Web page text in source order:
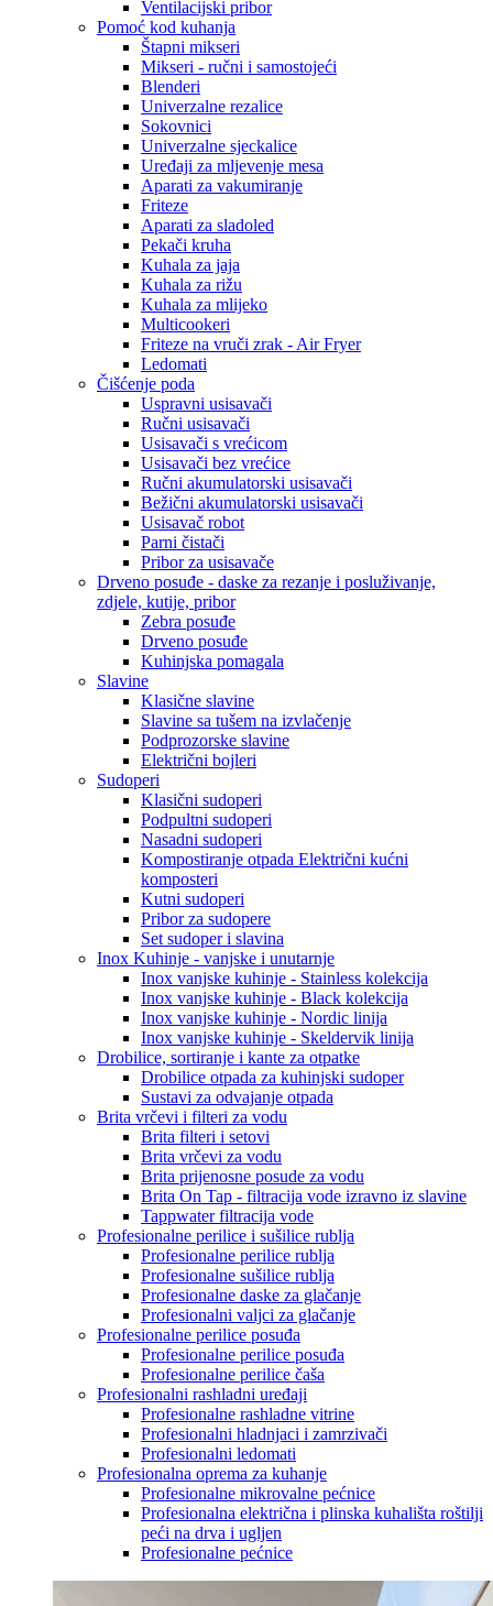
Ventilacijski pribor
Pomoć kod kuhanja
Štapni mikseri
Mikseri - ručni i samostojeći
Blenderi
Univerzalne rezalice
Sokovnici
Univerzalne sjeckalice
Uređaji za mljevenje mesa
Aparati za vakumiranje
Friteze
Aparati za sladoled
Pekači kruha
Kuhala za jaja
Kuhala za rižu
Kuhala za mlijeko
Multicookeri
Friteze na vruči zrak - Air Fryer
Ledomati
Čišćenje poda
Uspravni usisavači
Ručni usisavači
Usisavači s vrećicom
Usisavači bez vrećice
Ručni akumulatorski usisavači
Bežični akumulatorski usisavači
Usisavač robot
Parni čistači
Pribor za usisavače
Drveno posuđe - daske za rezanje i posluživanje,
zdjele, kutije, pribor
Zebra posuđe
Drveno posuđe
Kuhinjska pomagala
Slavine
Klasične slavine
Slavine sa tušem na izvlačenje
Podprozorske slavine
Električni bojleri
Sudoperi
Klasični sudoperi
Podpultni sudoperi
Nasadni sudoperi
Kompostiranje otpada Električni kućni
komposteri
Kutni sudoperi
Pribor za sudopere
Set sudoper i slavina
Inox Kuhinje - vanjske i unutarnje
Inox vanjske kuhinje - Stainless kolekcija
Inox vanjske kuhinje - Black kolekcija
Inox vanjske kuhinje - Nordic linija
Inox vanjske kuhinje - Skeldervik linija
Drobilice, sortiranje i kante za otpatke
Drobilice otpada za kuhinjski sudoper
Sustavi za odvajanje otpada
Brita vrčevi i filteri za vodu
Brita filteri i setovi
Brita vrčevi za vodu
Brita prijenosne posude za vodu
Brita On Tap - filtracija vode izravno iz slavine
Tappwater filtracija vode
Profesionalne perilice i sušilice rublja
Profesionalne perilice rublja
Profesionalne sušilice rublja
Profesionalne daske za glačanje
Profesionalni valjci za glačanje
Profesionalne perilice posuđa
Profesionalne perilice posuđa
Profesionalne perilice čaša
Profesionalni rashladni uređaji
Profesionalne rashladne vitrine
Profesionalni hladnjaci i zamrzivači
Profesionalni ledomati
Profesionalna oprema za kuhanje
Profesionalne mikrovalne pećnice
Profesionalna električna i plinska kuhališta roštilji
peći na drva i ugljen
Profesionalne pećnice